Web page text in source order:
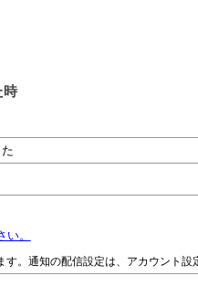
時
。
す。通知の配信設定は、アカウント設